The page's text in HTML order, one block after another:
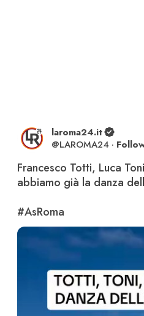
laroma24.it
@LAROMA24 ·
Francesco Totti, Luca
abbiamo già la danza
#AsRoma